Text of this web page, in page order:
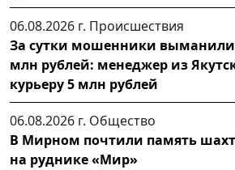
06.08.2026 г. Происшествия
За сутки мошенники выманили
млн рублей: менеджер из
курьеру 5 млн рублей
06.08.2026 г. Общество
В Мирном почтили память
на руднике «Мир»